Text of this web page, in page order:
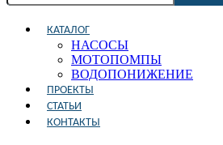
КАТАЛОГ
НАСОСЫ
МОТОПОМПЫ
ВОДОПОНИЖЕНИЕ
ПРОЕКТЫ
СТАТЬИ
КОНТАКТЫ